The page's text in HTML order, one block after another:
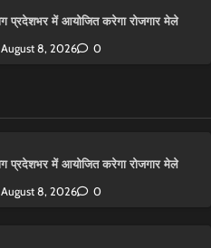
प्रदेशभर में आयोजित करेगा रोजगार मेले
August 8, 2026 0
प्रदेशभर में आयोजित करेगा रोजगार मेले
August 8, 2026 0